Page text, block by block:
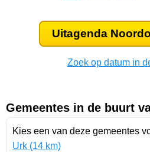
Uitagenda
Zoek op datum in
Gemeentes in de buurt
Kies een van deze gemeentes
Urk (14 km)